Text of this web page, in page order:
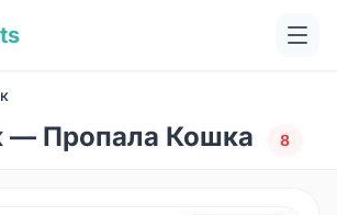
— Пропала Кошка 8